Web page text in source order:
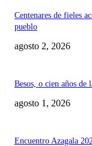
Centenares de fieles
pueblo
agosto 2, 2026
Besos, o cien años
agosto 1, 2026
Encuentro Azagala